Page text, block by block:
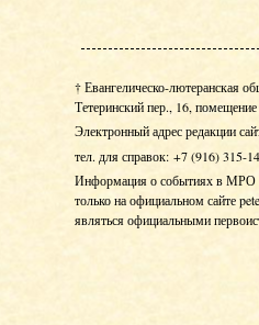
† Евангелическо-лютеранская
Тетеринский пер., 16,
Электронный адрес редакции
тел. для справок: +7 (916) 315-
Информация о событиях в МРО
только на официальном сайте
являться официальными